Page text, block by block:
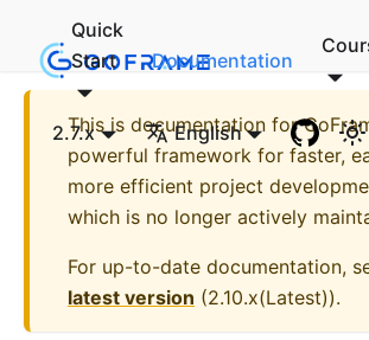
Quick
Start
Documentation
2.7.x English
This is documentation for
powerful framework for faster,
more efficient project
which is no longer actively
For up-to-date documentation,
latest version (2.10.x(Latest)).